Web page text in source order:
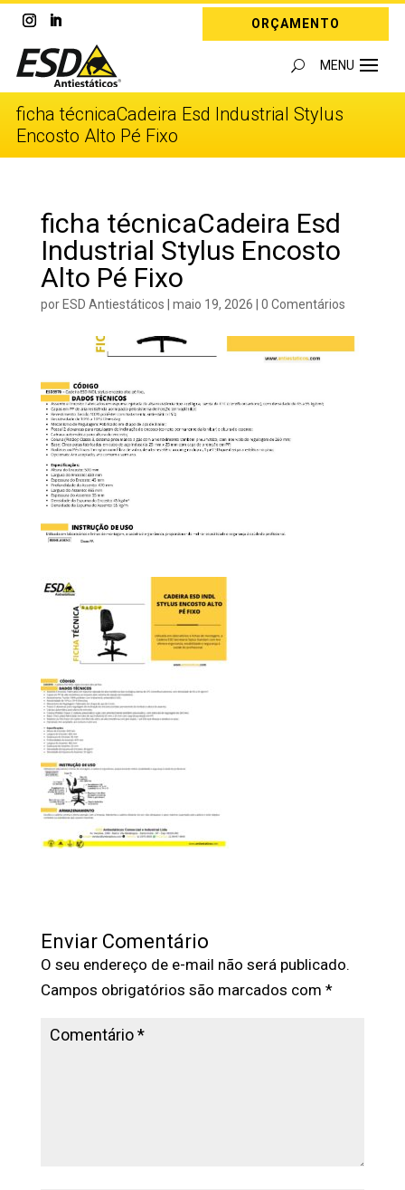
ORÇAMENTO
ficha técnicaCadeira Esd Industrial Stylus
Encosto Alto Pé Fixo
ficha técnicaCadeira Esd
Industrial Stylus Encosto
Alto Pé Fixo
porESD Antiestáticos | maio 19, 2026 | 0 Comentários
Enviar Comentário
O seu endereço de e-mail não será publicado.
Campos obrigatórios são marcados com *